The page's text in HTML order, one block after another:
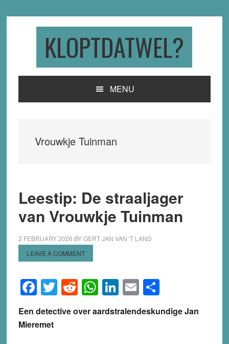
KLOPTDATWEL?
MENU
Vrouwkje Tuinman
Leestip: De straaljager
van Vrouwkje Tuinman
2 FEBRUARY 2026 BYGERT JAN VAN 'T LAND
LEAVE A COMMENT
Facebook
Twitter
Reddit
WhatsApp
LinkedIn
EmailShare
Een detective over aardstralendeskundige Jan
Mieremet